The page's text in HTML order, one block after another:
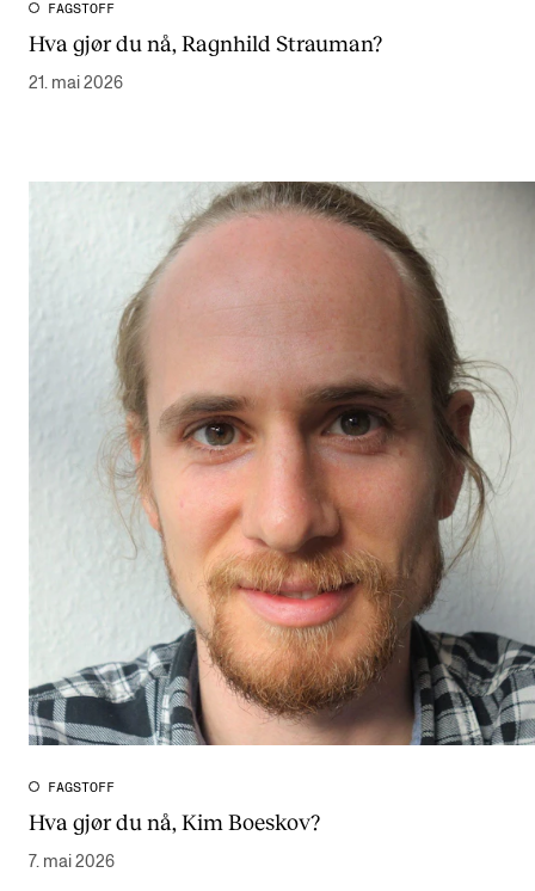
FAGSTOFF
Hva gjør du nå, Ragnhild Strauman?
21. mai 2026
FAGSTOFF
Hva gjør du nå, Kim Boeskov?
7. mai 2026